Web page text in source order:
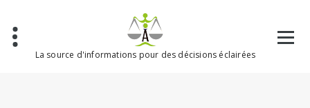
contenu
La source d'informations pour des décisions éclairées